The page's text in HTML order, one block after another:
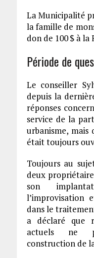
La Municipalité
la famille de
don de 100 $ à
Période de
Le conseiller
depuis la
réponses
service de la
urbanisme, mais
était toujours
Toujours au
deux
son
l’improvisation
dans le
a déclaré que
actuels ne
construction de